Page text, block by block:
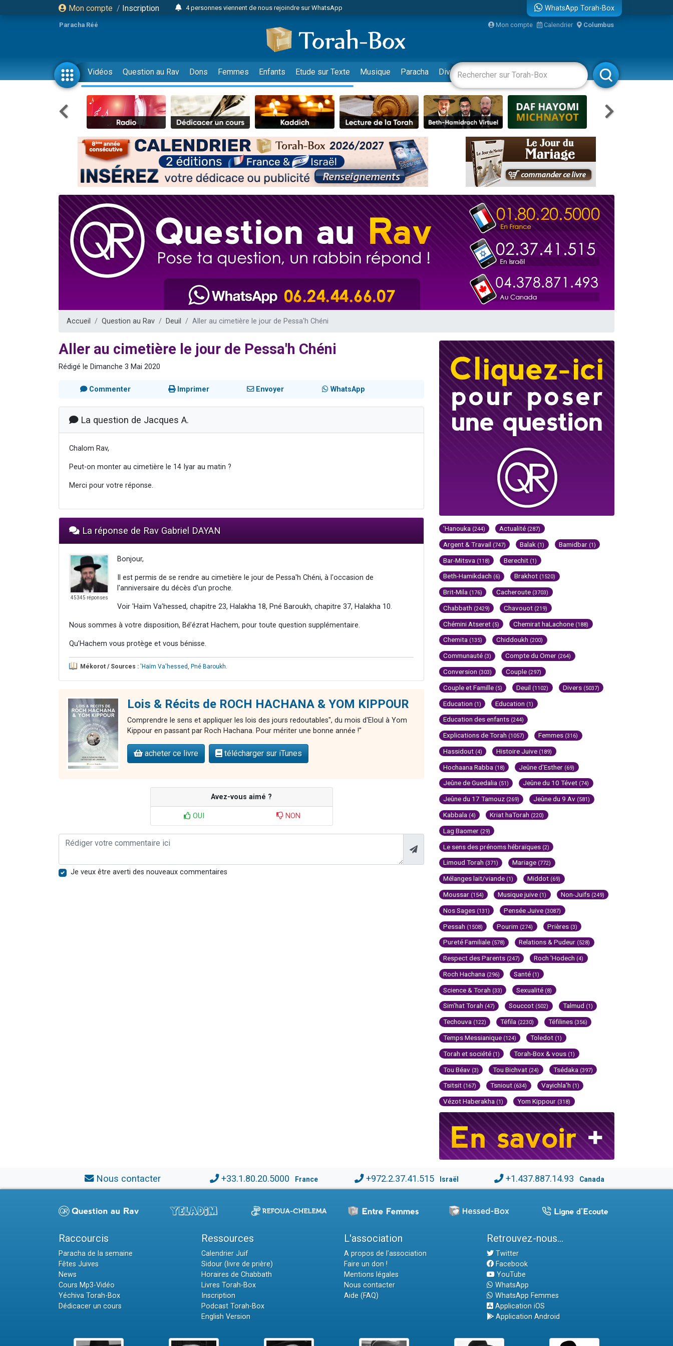
Mon compte / Inscription
4 personnes viennent de nous rejoindre sur WhatsApp
Odaya vient de donner son Maasser
3 personnes viennent de faire un don pour 5 jours de vacances aux Orphelins
3 personnes viennent de faire un don pour Diane, 80 ans, dans un appartement insalubre
13 personnes viennent de demander une bénédiction
2 personnes viennent de nous rejoindre sur WhatsApp
30 personnes viennent de faire un don pour Sauvez la jambe de Yohan
Il reste 49 places pour étudier en groupe sur Zoom
12 nouvelles musiques dans Torah-Box Music
3 personnes viennent de nous rejoindre sur WhatsApp
2 personnes viennent de nous rejoindre sur WhatsApp
3 personnes viennent de nous rejoindre sur WhatsApp
2 nouvelles musiques dans Torah-Box Music
8 personnes viennent de faire un don pour Tsédaka : pauvres d'Israel
Nouvelle émission radio : Visions de grandeur n°104 : Le Chabbath et le Birkat Hamazone à travers le temps
Ariel vient de donner son Maasser
Il reste 49 places pour étudier en groupe sur Zoom
Eva vient de donner son Maasser
WhatsApp Torah-Box
Paracha Réé Mon compte Calendrier Columbus
Vidéos Question au Rav Dons Femmes Enfants Etude sur Texte Musique Paracha Divertissements Livres Rabbanim
Accueil Question au Rav Deuil Aller au cimetière le jour de Pessa'h Chéni
Aller au cimetière le jour de Pessa'h Chéni
Rédigé le Dimanche 3 Mai 2020
Commenter Imprimer Envoyer WhatsApp
La question de Jacques A.
Chalom Rav,
Peut-on monter au cimetière le 14 Iyar au matin ?
Merci pour votre réponse.
La réponse de Rav Gabriel DAYAN
45345 réponses
Bonjour,
Il est permis de se rendre au cimetière le jour de Pessa'h Chéni, à l'occasion de
l'anniversaire du décès d'un proche.
Voir 'Haïm Va'hessed, chapitre 23, Halakha 18, Pné Baroukh, chapitre 37, Halakha 10.
Nous sommes à votre disposition, Bé’ézrat Hachem, pour toute question supplémentaire.
Qu’Hachem vous protège et vous bénisse.
Mékorot / Sources : 'Haïm Va'hessed Pné Baroukh
Lois & Récits de ROCH HACHANA & YOM KIPPOUR
Comprendre le sens et appliquer les lois des jours redoutables", du mois d'Eloul à Yom
Kippour en passant par Roch Hachana. Pour mériter une bonne année !"
acheter ce livre télécharger sur iTunes
Avez-vous aimé ?
OUI NON
Je veux être averti des nouveaux commentaires
'Hanouka (244) Actualité (287)
Argent & Travail (747) Balak (1) Bamidbar (1)
Bar-Mitsva (118) Berechit (1)
Beth-Hamikdach (6) Brakhot (1520)
Brit-Mila (176) Cacheroute (3703)
Chabbath (2429) Chavouot (219)
Chémini Atseret (5) Chemirat haLachone (188)
Chemita (135) Chiddoukh (200)
Communauté (3) Compte du Omer (264)
Conversion (303) Couple (297)
Couple et Famille (5) Deuil (1102) Divers (5037)
Education (1) Education (1)
Education des enfants (244)
Explications de Torah (1057) Femmes (316)
Hassidout (4) Histoire Juive (189)
Hochaana Rabba (18) Jeûne d'Esther (69)
Jeûne de Guedalia (51) Jeûne du 10 Tévet (74)
Jeûne du 17 Tamouz (269) Jeûne du 9 Av (581)
Kabbala (4) Kriat haTorah (220)
Lag Baomer (29)
Le sens des prénoms hébraïques (2)
Limoud Torah (371) Mariage (772)
Mélanges lait/viande (1) Middot (69)
Moussar (154) Musique juive (1) Non-Juifs (249)
Nos Sages (131) Pensée Juive (3087)
Pessah (1508) Pourim (274) Prières (3)
Pureté Familiale (578) Relations & Pudeur (528)
Respect des Parents (247) Roch 'Hodech (4)
Roch Hachana (296) Santé (1)
Science & Torah (33) Sexualité (8)
Sim'hat Torah (47) Souccot (502) Talmud (1)
Techouva (122) Téfila (2230) Téfilines (356)
Temps Messianique (124) Toledot (1)
Torah et société (1) Torah-Box & vous (1)
Tou Béav (3) Tou Bichvat (24) Tsédaka (397)
Tsitsit (167) Tsniout (634) Vayichla'h (1)
Vézot Haberakha (1) Yom Kippour (318)
Nous contacter +33.1.80.20.5000 France +972.2.37.41.515 Israël +1.437.887.14.93 Canada
Raccourcis
Paracha de la semaine
Fêtes Juives
News
Cours Mp3-Vidéo
Yéchiva Torah-Box
Dédicacer un cours
Ressources
Calendrier Juif
Sidour (livre de prière)
Horaires de Chabbath
Livres Torah-Box
Inscription
Podcast Torah-Box
English Version
L'association
A propos de l'association
Faire un don !
Mentions légales
Nous contacter
Aide (FAQ)
Retrouvez-nous...
Twitter
Facebook
YouTube
WhatsApp
WhatsApp Femmes
Application iOS
Application Android